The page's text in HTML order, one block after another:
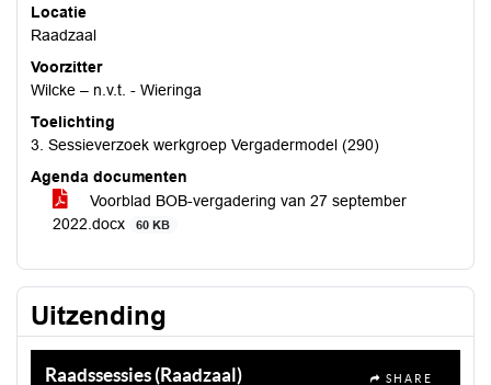
Locatie
Raadzaal
Voorzitter
Wilcke – n.v.t. - Wieringa
Toelichting
3. Sessieverzoek werkgroep Vergadermodel (290)
Agenda documenten
Voorblad BOB-vergadering van 27 september
2022.docx
60 KB
Uitzending